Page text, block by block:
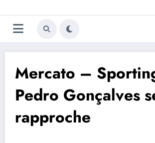
au
contenu
Trivela
Mercato –
Pedro Gonçalves
rapproche